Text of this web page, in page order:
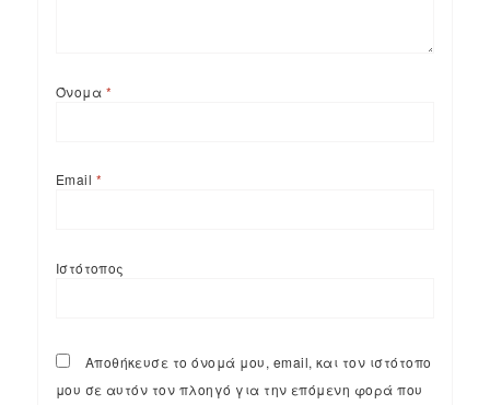
Όνομα *
Email *
Ιστότοπος
Αποθήκευσε το όνομά μου, email, και τον ιστότοπο
μου σε αυτόν τον πλοηγό για την επόμενη φορά που